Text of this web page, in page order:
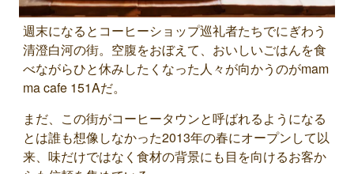
週末になるとコーヒーショップ巡礼者たちでにぎわう
清澄白河の街。空腹をおぼえて、おいしいごはんを食
べながらひと休みしたくなった人々が向かうのがmam
ma cafe 151Aだ。
まだ、この街がコーヒータウンと呼ばれるようになる
とは誰も想像しなかった2013年の春にオープンして以
来、味だけではなく食材の背景にも目を向けるお客か